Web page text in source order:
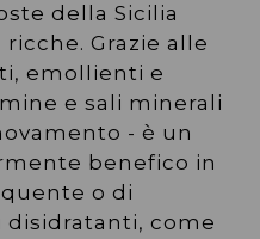
della Sicilia
Grazie alle
emollienti e
e sali minerali
- è un
benefico in
o di
disidratanti, come